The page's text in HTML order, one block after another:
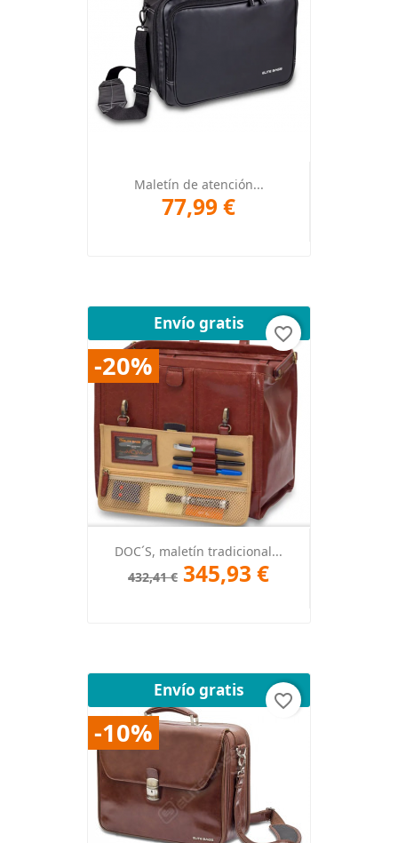
Maletín de atención...
77,99 €
DOC´S, maletín tradicional...
432,41 € 345,93 €
Envío gratis
-20%
favorite_border
Envío gratis
-10%
favorite_border